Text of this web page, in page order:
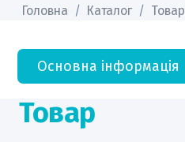
Головна / Каталог / Товар
Основна інформація
Товар